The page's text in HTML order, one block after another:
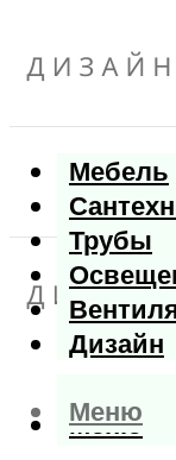
Мебель
Трубы
Дизайн
Меню
Меню